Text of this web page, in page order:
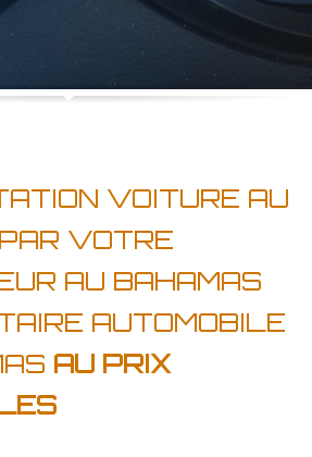
VOITURE AU
VOTRE
AU BAHAMAS
AUTOMOBILE
AU PRIX